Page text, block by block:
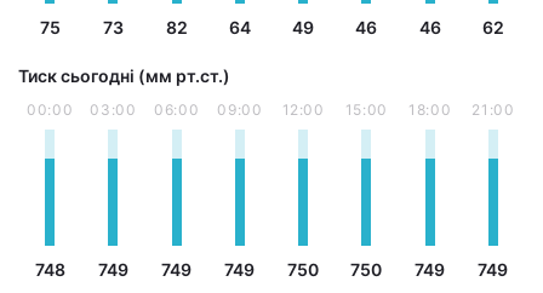
75 73 82 64 49 46 46 62
Тиск сьогодні (мм рт.ст.)
00:00
748
03:00
749
06:00
749
09:00
749
12:00
750
15:00
750
18:00
749
21:00
749